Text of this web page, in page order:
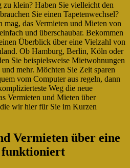
klein? Haben Sie vielleicht den
Sie einen Tapetenwechsel?
mag, das Vermieten und Mieten von
und überschaubar. Bekommen
Überblick über eine Vielzahl von
Ob Hamburg, Berlin, Köln oder
Sie beispielsweise Mietwohnungen
mehr. Möchten Sie Zeit sparen
vom Computer aus regeln, dann
Weg die neue
Vermieten und Mieten über
wir hier für Sie im Kurzen
Vermieten über eine